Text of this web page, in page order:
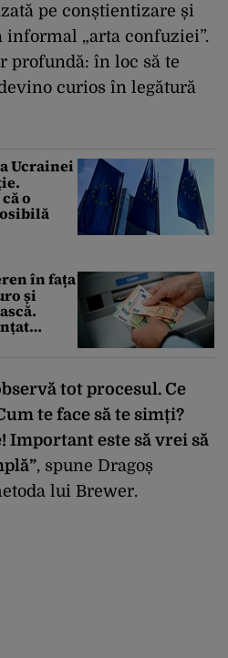
pe conștientizare și
„arta confuziei”.
profundă: în loc să te
curios în legătură
Ucrainei
o
în fața
și
tot procesul. Ce
te face să te simți?
Important este să vrei să
, spune Dragoș
lui Brewer.